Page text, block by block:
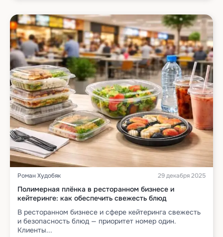
Роман Худобяк 29 декабря 2025
Полимерная плёнка в ресторанном бизнесе и
кейтеринге: как обеспечить свежесть блюд
В ресторанном бизнесе и сфере кейтеринга свежесть
и безопасность блюд — приоритет номер один.
Клиенты...